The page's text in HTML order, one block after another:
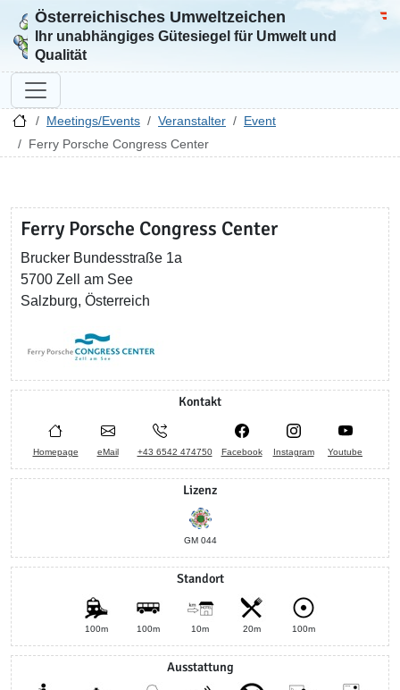
Zur Startseite
Österreichisches Umweltzeichen
Ihr unabhängiges Gütesiegel für Umwelt und
Qualität
Meetings/Events Veranstalter
Event
Ferry Porsche Congress Center
Ferry Porsche Congress Center
Brucker Bundesstraße 1a
5700 Zell am See
Salzburg, Österreich
Kontakt
Homepage eMail +43 6542 474750 Facebook Instagram Youtube
Lizenz
GM 044
Standort
100m 100m 10m 20m 100m
Ausstattung